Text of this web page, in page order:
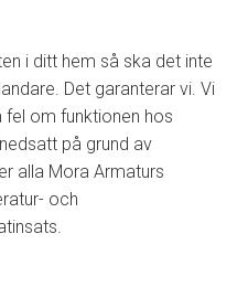
i ditt hem så ska det inte
Det garanterar vi. Vi
om funktionen hos
på grund av
alla Mora Armaturs
och